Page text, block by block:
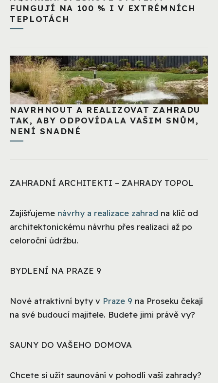
FUNGUJÍ NA 100 % I V EXTRÉMNÍCH
TEPLOTÁCH
NAVRHNOUT A REALIZOVAT ZAHRADU
TAK, ABY ODPOVÍDALA VAŠIM SNŮM,
NENÍ SNADNÉ
ZAHRADNÍ ARCHITEKTI – ZAHRADY TOPOL
Zajišťujeme návrhy a realizace zahrad na klíč od
architektonickému návrhu přes realizaci až po
celoroční údržbu.
BYDLENÍ NA PRAZE 9
Nové atraktivní byty v Praze 9 na Proseku čekají
na své budoucí majitele. Budete jimi právě vy?
SAUNY DO VAŠEHO DOMOVA
Chcete si užít saunování v pohodlí vaší zahrady?